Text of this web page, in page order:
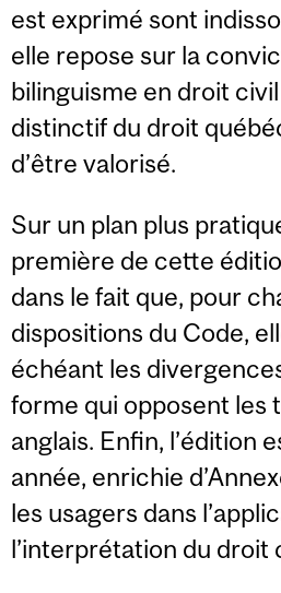
est exprimé sont
elle repose sur la
bilinguisme en droit
distinctif du droit
d’être valorisé.
Sur un plan plus
première de cette
dans le fait que, pour
dispositions du Code,
échéant les
forme qui opposent les
anglais. Enfin, l’édition
année, enrichie
les usagers dans
l’interprétation du droit